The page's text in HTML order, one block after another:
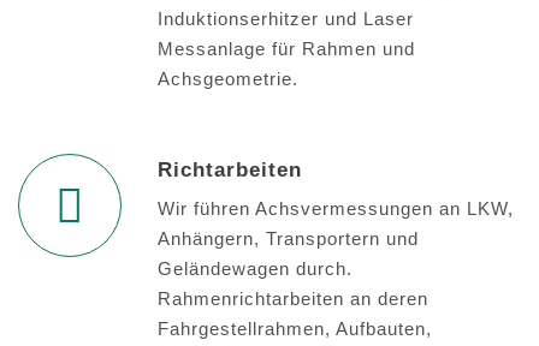
Induktionserhitzer und Laser
Messanlage für Rahmen und
Achsgeometrie.
Richtarbeiten
Wir führen Achsvermessungen an LKW,
Anhängern, Transportern und
Geländewagen durch.
Rahmenrichtarbeiten an deren
Fahrgestellrahmen, Aufbauten,